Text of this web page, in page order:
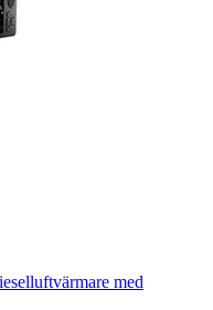
med